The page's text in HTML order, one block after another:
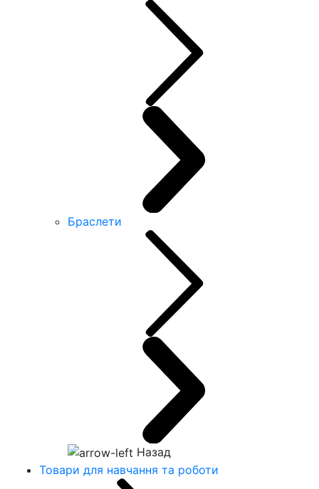
Браслети
Назад
Товари для навчання та роботи